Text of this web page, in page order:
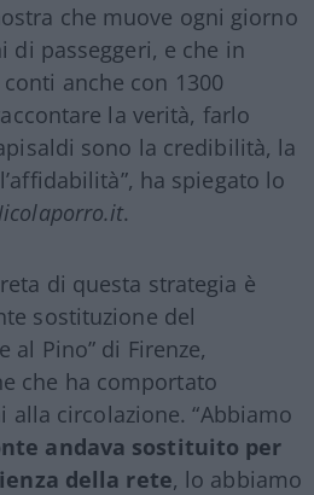
che muove ogni giorno
di passeggeri, e che in
anche con 1300
la verità, farlo
sono la credibilità, la
ha spiegato lo
.
di questa strategia è
sostituzione del
al Pino” di Firenze,
che ha comportato
circolazione. “Abbiamo
andava sostituito per
della rete, lo abbiamo